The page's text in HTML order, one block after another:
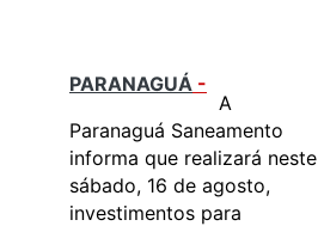
PARANAGUÁ -
A
Paranaguá Saneamento
informa que realizará neste
sábado, 16 de agosto,
investimentos para